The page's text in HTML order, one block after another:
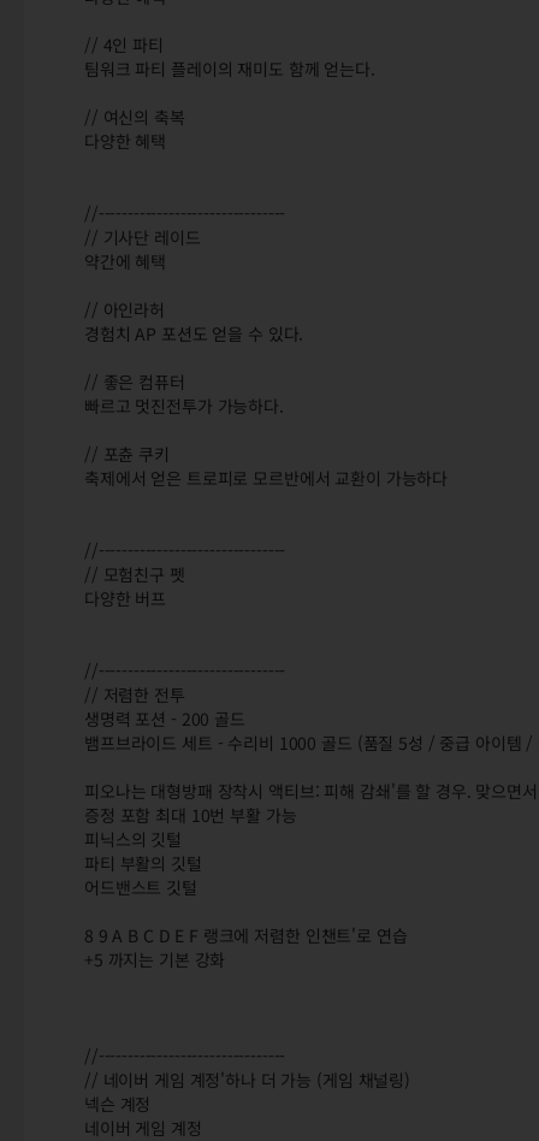
// 4인 파티
팀워크 파티 플레이의 재미도 함께 얻는다.
// 여신의 축복
다양한 혜택
//--------------------------------
// 기사단 레이드
약간에 혜택
// 아인라허
경험치 AP 포션도 얻을 수 있다.
// 좋은 컴퓨터
빠르고 멋진전투가 가능하다.
// 포츈 쿠키
축제에서 얻은 트로피로 모르반에서 교환이 가능하다
//--------------------------------
// 모험친구 펫
다양한 버프
//--------------------------------
// 저렴한 전투
생명력 포션 - 200 골드
뱀프브라이드 세트 - 수리비 1000 골드 (품질 5성 / 중급 아이템 /
피오나는 대형방패 장착시 액티브: 피해 감쇄'를 할 경우. 맞으면
증정 포함 최대 10번 부활 가능
피닉스의 깃털
파티 부활의 깃털
어드밴스트 깃털
8 9 A B C D E F 랭크에 저렴한 인챈트'로 연습
+5 까지는 기본 강화
//--------------------------------
// 네이버 게임 계정'하나 더 가능 (게임 채널링)
넥슨 계정
네이버 게임 계정